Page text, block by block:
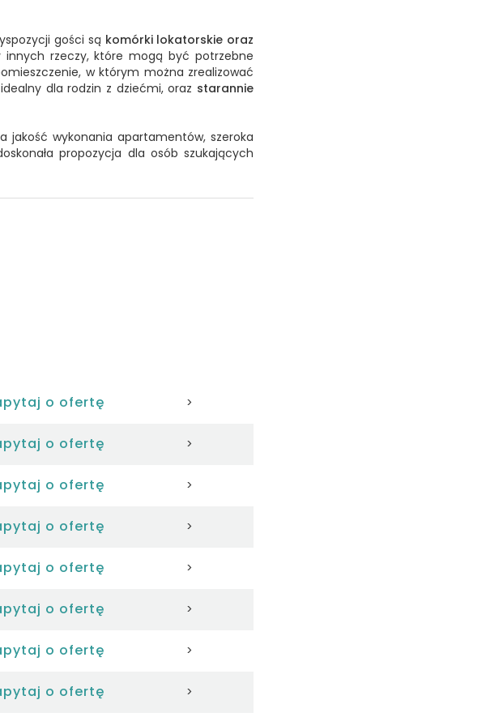
gości są komórki lokatorskie oraz
innych rzeczy, które mogą być potrzebne
w którym można zrealizować
idealny dla rodzin z dziećmi, oraz starannie
jakość wykonania apartamentów, szeroka
propozycja dla osób szukających
o ofertę >
o ofertę >
o ofertę >
o ofertę >
o ofertę >
o ofertę >
o ofertę >
o ofertę >